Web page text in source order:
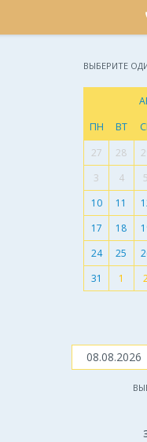
ВЫБЕРИТЕ
ПН ВТ
27
28
3
4 5
10
11
17
18
24
25
31
1